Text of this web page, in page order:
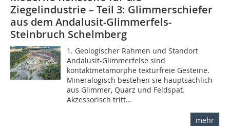
Ziegelindustrie – Teil 3: Glimmerschiefer
aus dem Andalusit-Glimmerfels-
Steinbruch Schelmberg
1. Geologischer Rahmen und Standort
Andalusit-Glimmerfelse sind
kontaktmetamorphe texturfreie Gesteine.
Mineralogisch bestehen sie hauptsächlich
aus Glimmer, Quarz und Feldspat.
Akzessorisch tritt...
mehr